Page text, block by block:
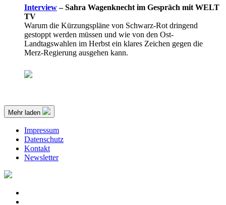
Interview– Sahra Wagenknecht im Gespräch mit WELT
TV
Warum die Kürzungspläne von Schwarz-Rot dringend
gestoppt werden müssen und wie von den Ost-
Landtagswahlen im Herbst ein klares Zeichen gegen die
Merz-Regierung ausgehen kann.
Mehr laden
Impressum
Datenschutz
Kontakt
Newsletter